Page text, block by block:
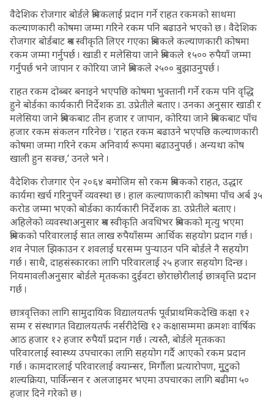
वैदेशिक रोजगार बोर्डले श्रमिकलाई प्रदान गर्ने राहत रकमको साथमा
कल्याणकारी कोषमा जम्मा गरिने रकम पनि बढाउने भएको छ । वैदेशिक
रोजगार बोर्डबाट श्रम स्वीकृति लिएर गएका श्रमिकले कल्याणकारी कोषमा
रकम जम्मा गर्नुपर्छ । खाडी र मलेसिया जाने श्रमिकले १५०० रुपैयाँ जम्मा
गर्नुपर्छ भने जापान र कोरिया जाने श्रमिकले २५०० बुझाउनुपर्छ ।
राहत रकम दोब्बर बनाइने भएपछि कोषमा भुक्तानी गर्ने रकम पनि वृद्धि
हुने बोर्डका कार्यकारी निर्देशक डा. उप्रेतीले बताए । उनका अनुसार खाडी र
मलेसिया जाने श्रमिकबाट तीन हजार र जापान, कोरिया जाने श्रमिकबाट पाँच
हजार रकम संकलन गरिनेछ । ‘राहत रकम बढाउने भएपछि कल्याणकारी
कोषमा जम्मा गरिने रकम अनिवार्य रूपमा बढाउनुपर्छ । अन्यथा कोष
खाली हुन सक्छ,’ उनले भने ।
वैदेशिक रोजगार ऐन २०६४ बमोजिम सो रकम श्रमिकको राहत, उद्धार
कार्यमा खर्च गरिनुपर्ने व्यवस्था छ । हाल कल्याणकारी कोषमा पाँच अर्ब ३५
करोड जम्मा भएको बोर्डका कार्यकारी निर्देशक डा. उप्रेतीले बताए ।
अहिलेको व्यवस्थाअनुसार श्रम स्वीकृति अवधिभर श्रमिकको मृत्यु भएमा
श्रमिकको परिवारलाई सात लाख रुपैयाँसम्म आर्थिक सहयोग प्रदान गर्छ ।
शव नेपाल झिकाउन र शवलाई घरसम्म पुर्‍याउन पनि बोर्डले नै सहयोग
गर्छ । साथै, दाहसंस्कारका लागि परिवारलाई २५ हजार सहयोग दिन्छ ।
नियमावलीअनुसार बोर्डले मृतकका दुईवटा छोराछोरीलाई छात्रवृत्ति प्रदान
गर्छ ।
छात्रवृत्तिका लागि सामुदायिक विद्यालयतर्फ पूर्वप्राथमिकदेखि कक्षा १२
सम्म र संस्थागत विद्यालयतर्फ नर्सरीदेखि १२ कक्षासम्ममा क्रमशः वार्षिक
आठ हजार १२ हजार रुपैयाँ प्रदान गर्छ । त्यस्तै, बोर्डले मृतकका
परिवारलाई स्वास्थ्य उपचारका लागि सहयोग गर्दै आएको रकम प्रदान
गर्छ । कामदारलाई परिवारलाई क्यान्सर, मिर्गाैला प्रत्यारोपण, मुुटुको
शल्यक्रिया, पार्किन्सन र अलजाइमर भएमा उपचारका लागि बढीमा ५०
हजार दिने गरेको छ ।